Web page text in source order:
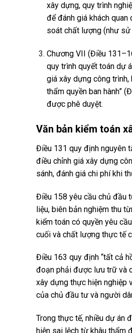
xây dựng, quy trình
để đánh giá khách
soát chất lượng (như sử
Chương VII (Điều
quy trình quyết toán dự
giá xây dựng công
thẩm quyền ban hành”
được phê duyệt.
Văn bản kiểm toán
Điều 131 quy định nguyên
điều chỉnh giá xây dựng
sánh, đánh giá chi phí khi
Điều 158 yêu cầu chủ đầu
liệu, biên bản nghiệm thu
kiểm toán có quyền yêu
cuối và chất lượng thực tế
Điều 163 quy định “tất cả
đoạn phải được lưu trữ và
xây dựng thực hiện nghiệp
của chủ đầu tư và người
Trong thực tế, nhiều dự án
hiện sai lệch từ khâu thẩm